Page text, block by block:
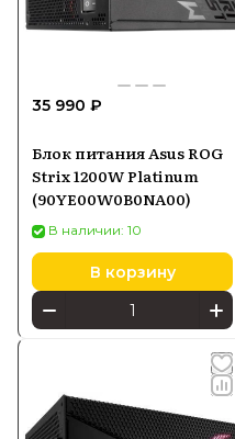
35 990 ₽
Блок питания Asus ROG
Strix 1200W Platinum
(90YE00W0B0NA00)
В наличии: 10
В корзину